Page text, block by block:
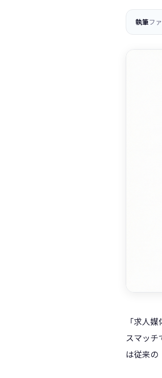
執筆フ
「求人
スマッ
は従来の